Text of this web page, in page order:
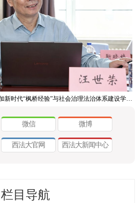
微信 微博
西法大官网 西法大新闻中心
栏目导航